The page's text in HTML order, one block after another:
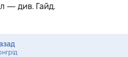
— див. Гайд.